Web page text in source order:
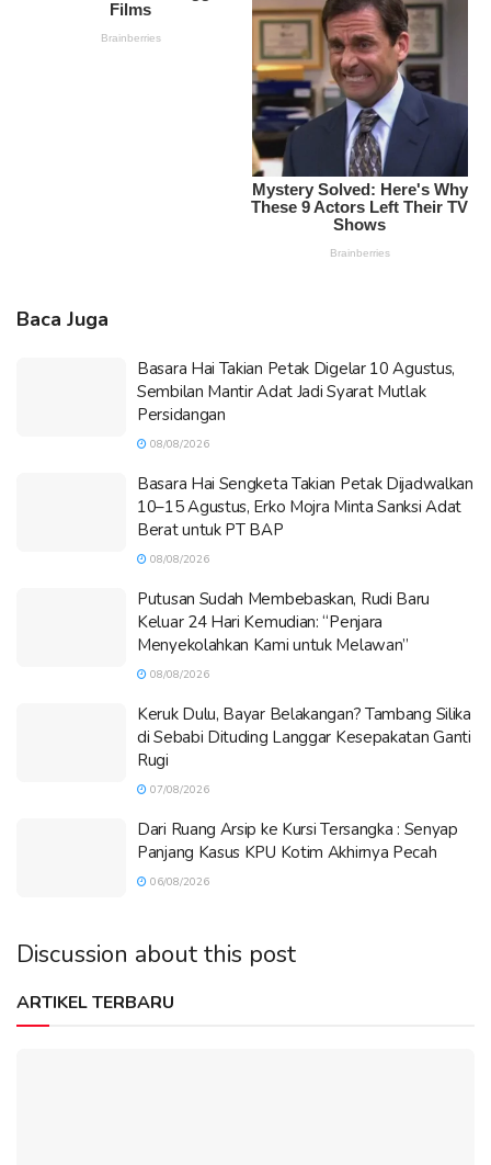
Baca Juga
Basara Hai Takian Petak Digelar 10 Agustus,
Sembilan Mantir Adat Jadi Syarat Mutlak
Persidangan
08/08/2026
Basara Hai Sengketa Takian Petak Dijadwalkan
10–15 Agustus, Erko Mojra Minta Sanksi Adat
Berat untuk PT BAP
08/08/2026
Putusan Sudah Membebaskan, Rudi Baru
Keluar 24 Hari Kemudian: “Penjara
Menyekolahkan Kami untuk Melawan”
08/08/2026
Keruk Dulu, Bayar Belakangan? Tambang Silika
di Sebabi Dituding Langgar Kesepakatan Ganti
Rugi
07/08/2026
Dari Ruang Arsip ke Kursi Tersangka : Senyap
Panjang Kasus KPU Kotim Akhirnya Pecah
06/08/2026
Discussion about this post
ARTIKEL TERBARU